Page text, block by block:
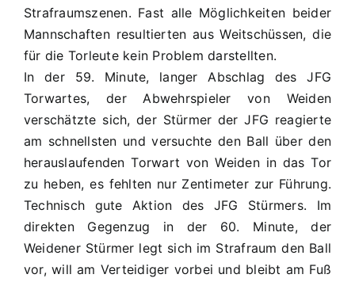
Strafraumszenen. Fast alle Möglichkeiten beider
Mannschaften resultierten aus Weitschüssen, die
für die Torleute kein Problem darstellten.
In der 59. Minute, langer Abschlag des JFG
Torwartes, der Abwehrspieler von Weiden
verschätzte sich, der Stürmer der JFG reagierte
am schnellsten und versuchte den Ball über den
herauslaufenden Torwart von Weiden in das Tor
zu heben, es fehlten nur Zentimeter zur Führung.
Technisch gute Aktion des JFG Stürmers. Im
direkten Gegenzug in der 60. Minute, der
Weidener Stürmer legt sich im Strafraum den Ball
vor, will am Verteidiger vorbei und bleibt am Fuß